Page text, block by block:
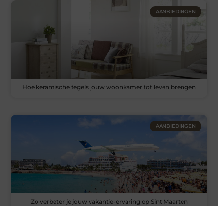
AANBIEDINGEN
Hoe keramische tegels jouw woonkamer tot leven brengen
AANBIEDINGEN
Zo verbeter je jouw vakantie-ervaring op Sint Maarten